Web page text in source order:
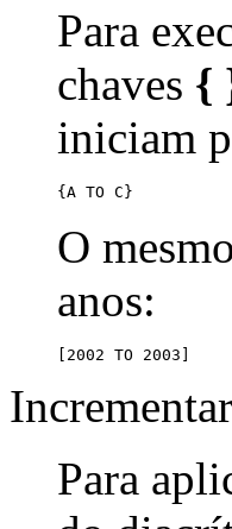
Para
chaves {
iniciam
{A TO C}
O
anos:
[2002 TO 2003]
Para